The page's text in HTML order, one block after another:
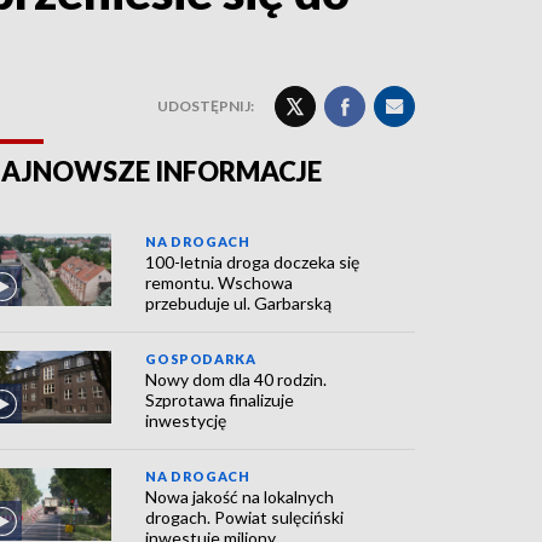
UDOSTĘPNIJ:
INFORMACJE
NA DROGACH
100-letnia droga doczeka się
remontu. Wschowa
przebuduje ul. Garbarską
GOSPODARKA
Nowy dom dla 40 rodzin.
Szprotawa finalizuje
inwestycję
NA DROGACH
Nowa jakość na lokalnych
drogach. Powiat sulęciński
inwestuje miliony